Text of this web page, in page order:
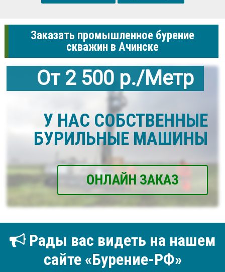
Заказать промышленное бурение
скважин в Ачинске
От 2 500 р./Метр
У НАС СОБСТВЕННЫЕ
БУРИЛЬНЫЕ МАШИНЫ
ОНЛАЙН ЗАКАЗ
Рады вас видеть на нашем
сайте «Бурение-РФ»